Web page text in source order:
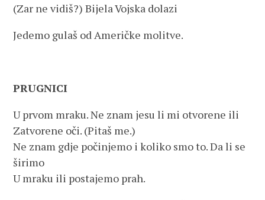
(Zar ne vidiš?) Bijela Vojska dolazi
Jedemo gulaš od Američke molitve.
PRUGNICI
U prvom mraku. Ne znam jesu li mi otvorene ili
Zatvorene oči. (Pitaš me.)
Ne znam gdje počinjemo i koliko smo to. Da li se
širimo
U mraku ili postajemo prah.